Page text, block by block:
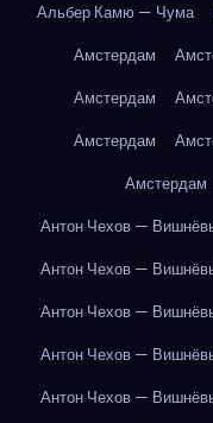
Альбер Камю — Чума
Амстердам
Амстердам
Амстердам
Амстердам
Антон Чехов —
Антон Чехов —
Антон Чехов —
Антон Чехов —
Антон Чехов —